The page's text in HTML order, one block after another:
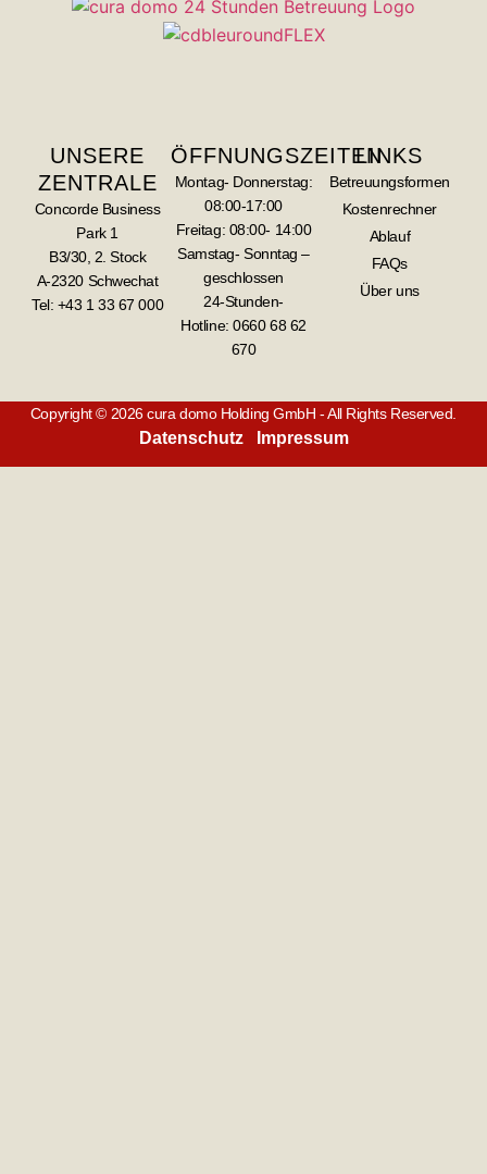
UNSERE
ZENTRALE
Concorde Business
Park 1
B3/30, 2. Stock
A-2320 Schwechat
Tel: +43 1 33 67 000
ÖFFNUNGSZEITEN
Montag- Donnerstag:
08:00-17:00
Freitag: 08:00- 14:00
Samstag- Sonntag –
geschlossen
24-Stunden-
Hotline: 0660 68 62
670
LINKS
Betreuungsformen
Kostenrechner
Ablauf
FAQs
Über uns
Copyright © 2026 cura domo Holding GmbH - All Rights Reserved.
Datenschutz Impressum